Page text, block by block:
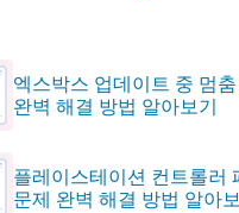
엑스박스 업데이트 중 멈
완벽 해결 방법 알아보기
플레이스테이션 컨트롤러
문제 완벽 해결 방법 알아